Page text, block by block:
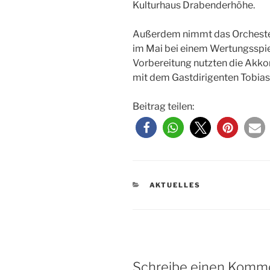
Kulturhaus Drabenderhöhe.
Außerdem nimmt das
im Mai bei einem
Vorbereitung nutzten die
mit dem Gastdirigenten
Beitrag teilen:
KATEGORIEN
AKTUELLES